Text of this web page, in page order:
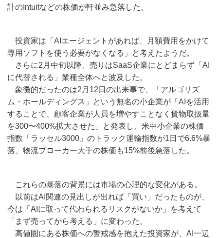
計のIntuitなどの株価が軒並み急落した。
投資家は「AIエージェントがあれば、月額費用をかけて
専用ソフトを使う必要がなくなる」と考えたようだ。
さらに2月中旬以降、売りはSaaS企業にとどまらず「AI
に代替される」業種全体へと波及した。
象徴的だったのは2月12日の出来事で、「アルゴリズ
ム・ホールディングス」という無名の小企業が「AIを活用
することで、顧客企業が人員を増やすことなく貨物取扱量
を300〜400%拡大させた」と発表し、米中小企業の株価
指数「ラッセル3000」のトラック運輸指数が1日で6.6%暴
落、物流ブローカー大手の株価も15%前後急落した。
これらの暴落の背景には市場の心理的な変化がある。
以前はAI関連の見出しが出れば「買い」だったものが、
今は「AIに取って代わられるリスクがないか」を考えて
「まず売ってから考える」に変わった。
高値圏にある株価への警戒感を抱えた投資家が、AI一辺